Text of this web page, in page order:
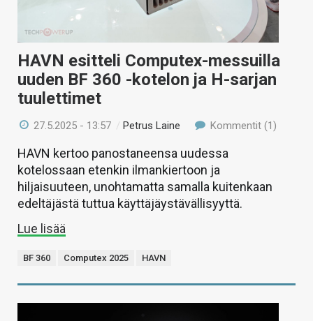
HAVN esitteli Computex-messuilla
uuden BF 360 -kotelon ja H-sarjan
tuulettimet
27.5.2025 - 13:57 /Petrus Laine Kommentit (1)
HAVN kertoo panostaneensa uudessa
kotelossaan etenkin ilmankiertoon ja
hiljaisuuteen, unohtamatta samalla kuitenkaan
edeltäjästä tuttua käyttäjäystävällisyyttä.
Lue lisää
BF 360 Computex 2025 HAVN